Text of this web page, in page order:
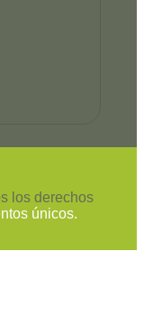
los derechos
únicos.